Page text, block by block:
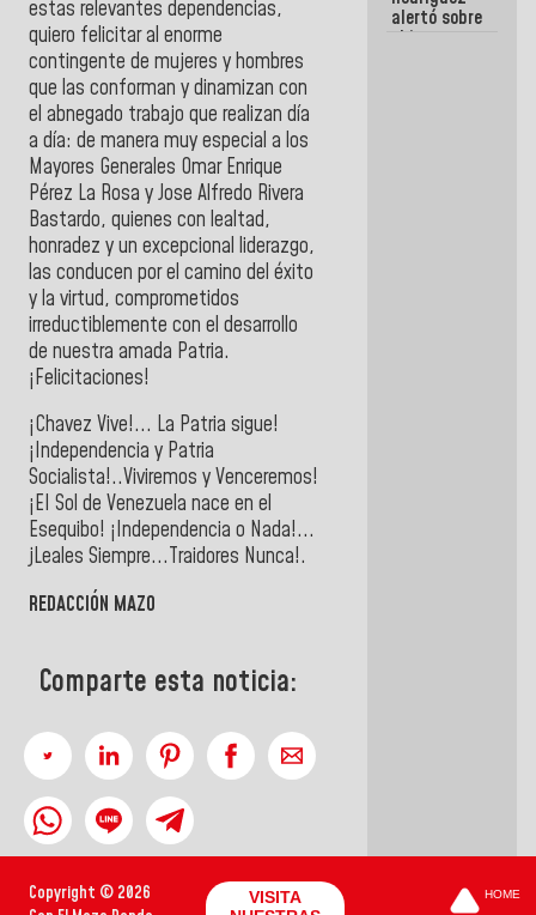
estas relevantes dependencias,
quiero felicitar al enorme
contingente de mujeres y hombres
que las conforman y dinamizan con
el abnegado trabajo que realizan día
a día: de manera muy especial a los
Mayores Generales Omar Enrique
Pérez La Rosa y Jose Alfredo Rivera
Bastardo, quienes con lealtad,
honradez y un excepcional liderazgo,
las conducen por el camino del éxito
y la virtud, comprometidos
irreductiblemente con el desarrollo
de nuestra amada Patria.
¡Felicitaciones!
¡Chavez Vive!... La Patria sigue!
¡Independencia y Patria
Socialista!..Viviremos y Venceremos!
¡EI Sol de Venezuela nace en el
Esequibo! ¡Independencia o Nada!...
jLeales Siempre...Traidores Nunca!.
REDACCIÓN MAZO
Comparte esta noticia:
alertó sobre
el impacto
Copyright © 2026
VISITA
HOME